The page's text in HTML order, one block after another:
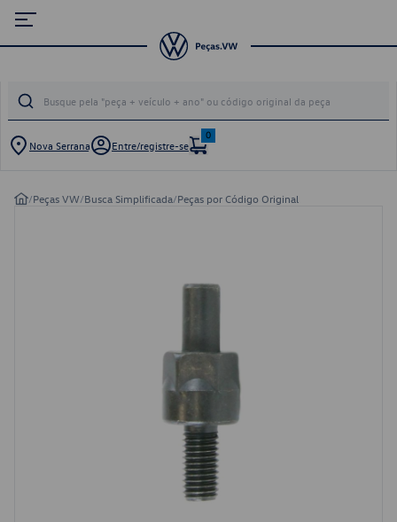
Nova Serrana Entre/registre-se
0
/Peças VW/Busca Simplificada/Peças por Código Original